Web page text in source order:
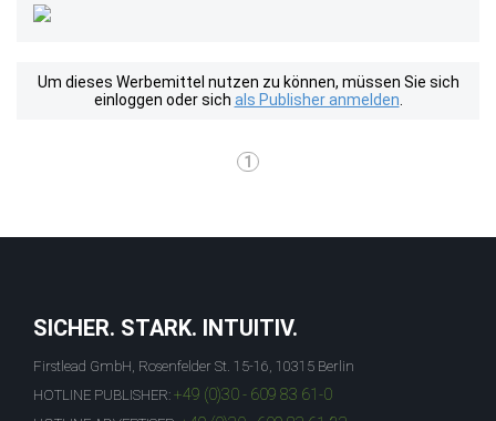
Um dieses Werbemittel nutzen zu können, müssen Sie sich
einloggen oder sich als Publisher anmelden
1
SICHER. STARK. INTUITIV.
Firstlead GmbH, Rosenfelder St. 15-16, 10315 Berlin
HOTLINE PUBLISHER: +49 (0)30 - 609 83 61-0